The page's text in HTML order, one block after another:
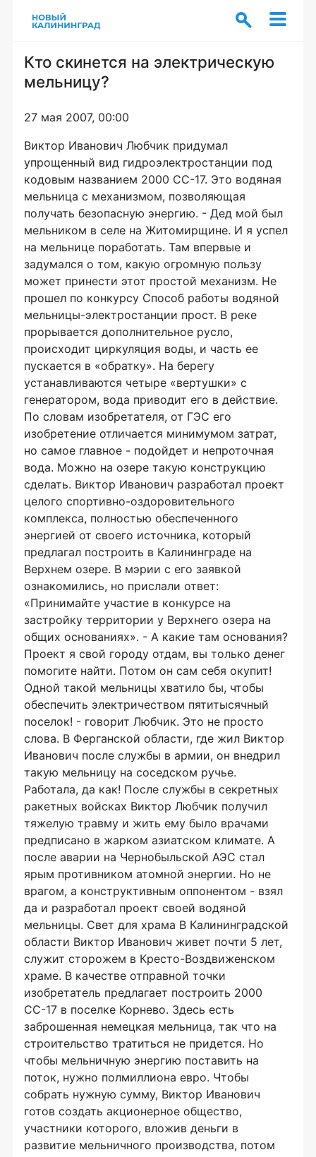
Кто скинется на электрическую
мельницу?
27 мая 2007, 00:00
Виктор Иванович Любчик придумал
упрощенный вид гидроэлектростанции под
кодовым названием 2000 СС-17. Это водяная
мельница с механизмом, позволяющая
получать безопасную энергию. - Дед мой был
мельником в селе на Житомирщине. И я успел
на мельнице поработать. Там впервые и
задумался о том, какую огромную пользу
может принести этот простой механизм. Не
прошел по конкурсу Способ работы водяной
мельницы-электростанции прост. В реке
прорывается дополнительное русло,
происходит циркуляция воды, и часть ее
пускается в «обратку». На берегу
устанавливаются четыре «вертушки» с
генератором, вода приводит его в действие.
По словам изобретателя, от ГЭС его
изобретение отличается минимумом затрат,
но самое главное - подойдет и непроточная
вода. Можно на озере такую конструкцию
сделать. Виктор Иванович разработал проект
целого спортивно-оздоровительного
комплекса, полностью обеспеченного
энергией от своего источника, который
предлагал построить в Калининграде на
Верхнем озере. В мэрии с его заявкой
ознакомились, но прислали ответ:
«Принимайте участие в конкурсе на
застройку территории у Верхнего озера на
общих основаниях». - А какие там основания?
Проект я свой городу отдам, вы только денег
помогите найти. Потом он сам себя окупит!
Одной такой мельницы хватило бы, чтобы
обеспечить электричеством пятитысячный
поселок! - говорит Любчик. Это не просто
слова. В Ферганской области, где жил Виктор
Иванович после службы в армии, он внедрил
такую мельницу на соседском ручье.
Работала, да как! После службы в секретных
ракетных войсках Виктор Любчик получил
тяжелую травму и жить ему было врачами
предписано в жарком азиатском климате. А
после аварии на Чернобыльской АЭС стал
ярым противником атомной энергии. Но не
врагом, а конструктивным оппонентом - взял
да и разработал проект своей водяной
мельницы. Свет для храма В Калининградской
области Виктор Иванович живет почти 5 лет,
служит сторожем в Кресто-Воздвиженском
храме. В качестве отправной точки
изобретатель предлагает построить 2000
СС-17 в поселке Корнево. Здесь есть
заброшенная немецкая мельница, так что на
строительство тратиться не придется. Но
чтобы мельничную энергию поставить на
поток, нужно полмиллиона евро. Чтобы
собрать нужную сумму, Виктор Иванович
готов создать акционерное общество,
участники которого, вложив деньги в
развитие мельничного производства, потом